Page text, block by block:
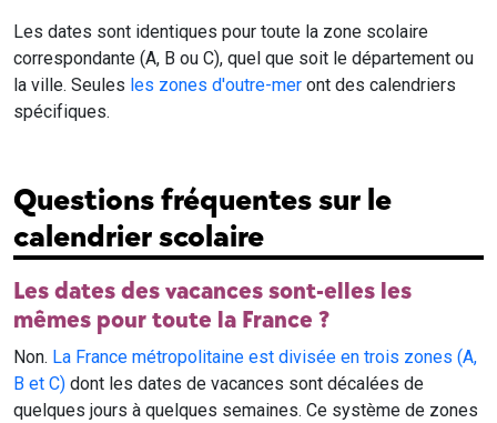
Les dates sont identiques pour toute la zone scolaire
correspondante (A, B ou C), quel que soit le département ou
la ville. Seules les zones d'outre-mer ont des calendriers
spécifiques.
Questions fréquentes sur le
calendrier scolaire
Les dates des vacances sont-elles les
mêmes pour toute la France ?
Non. La France métropolitaine est divisée en trois zones (A,
B et C) dont les dates de vacances sont décalées de
quelques jours à quelques semaines. Ce système de zones